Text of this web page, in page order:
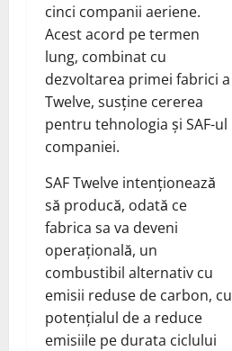
cinci companii aeriene.
Acest acord pe termen
lung, combinat cu
dezvoltarea primei fabrici a
Twelve, susține cererea
pentru tehnologia și SAF-ul
companiei.
SAF Twelve intenționează
să producă, odată ce
fabrica sa va deveni
operațională, un
combustibil alternativ cu
emisii reduse de carbon, cu
potențialul de a reduce
emisiile pe durata ciclului